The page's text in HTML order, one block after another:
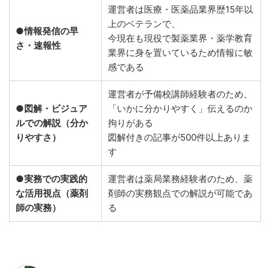
●情報発信の早
さ・速報性
運営者は医療・医薬品業界歴15年以
上のベテランで、
今現在も現役で製薬業界・薬学教育
業界に身を置いているため情報に敏
感である
●図解・ビジュア
ルでの解説（分か
りやすさ）
運営者が予備校講師経験者のため、
「いかに分かりやすく」伝えるのか
拘りがある
図解付きの記事が500件以上ありま
す
●実務での実践的
な活用視点（薬剤
師の実務）
運営者は薬局業務経験者のため、薬
剤師の実務観点での解説が可能であ
る